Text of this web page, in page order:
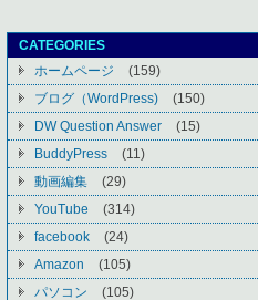
CATEGORIES
ホームページ
(159)
ブログ（WordPress)
(150)
DW Question Answer
(15)
BuddyPress
(11)
動画編集
(29)
YouTube
(314)
facebook
(24)
Amazon
(105)
パソコン
(105)